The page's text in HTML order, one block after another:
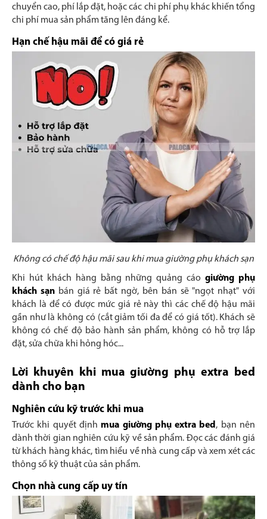
chuyển cao, phí lắp đặt, hoặc các chi phí phụ khác khiến tổng
chi phí mua sản phẩm tăng lên đáng kể.
Hạn chế hậu mãi để có giá rẻ
Không có chế độ hậu mãi sau khi mua giường phụ khách sạn
Khi hút khách hàng bằng những quảng cáogiường phụ
khách sạnbán giá rẻ bất ngờ, bên bán sẽ "ngọt nhạt" với
khách là để có được mức giá rẻ này thì các chế độ hậu mãi
gần như là không có (cắt giảm tối đa để có giá tốt). Khách sẽ
không có chế độ bảo hành sản phẩm, không có hỗ trợ lắp
đặt, sửa chữa khi hỏng hóc...
Lời khuyên khi mua giường phụ extra bed
dành cho bạn
Nghiên cứu kỹ trước khi mua
Trước khi quyết định mua giường phụ extra bed, bạn nên
dành thời gian nghiên cứu kỹ về sản phẩm. Đọc các đánh giá
từ khách hàng khác, tìm hiểu về nhà cung cấp và xem xét các
thông số kỹ thuật của sản phẩm.
Chọn nhà cung cấp uy tín